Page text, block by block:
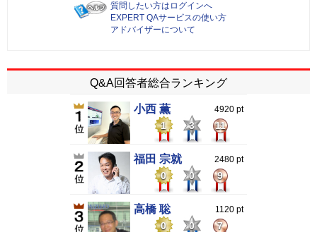
質問したい方はログインへ
EXPERT QAサービスの使い方
アドバイザーについて
Q&A回答者総合ランキング
小西 薫 4920 pt
1 3 11
福田 宗就 2480 pt
0 0 9
高橋 聡 1120 pt
0 0 7